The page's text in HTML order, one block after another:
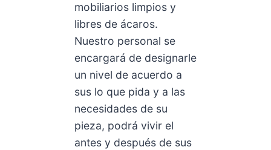
mobiliarios limpios y
libres de ácaros.
Nuestro personal se
encargará de designarle
un nivel de acuerdo a
sus lo que pida y a las
necesidades de su
pieza, podrá vivir el
antes y después de sus